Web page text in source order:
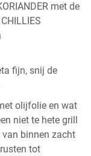
met de
CHILLIES
fijn, snij de
olijfolie en wat
niet te hete grill
binnen zacht
tot